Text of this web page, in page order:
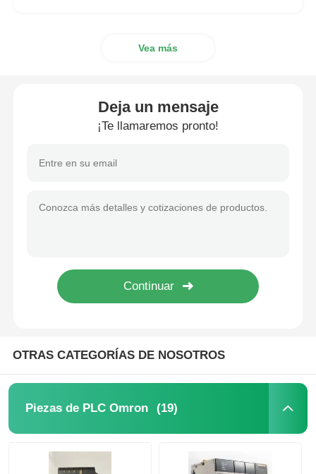
Vea más
Deja un mensaje
¡Te llamaremos pronto!
OTRAS CATEGORÍAS DE NOSOTROS
Piezas de PLC Omron (19)